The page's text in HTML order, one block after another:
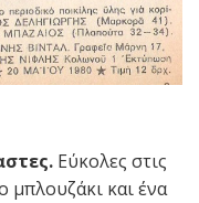
Εύκολες στις
μπλουζάκι και ένα